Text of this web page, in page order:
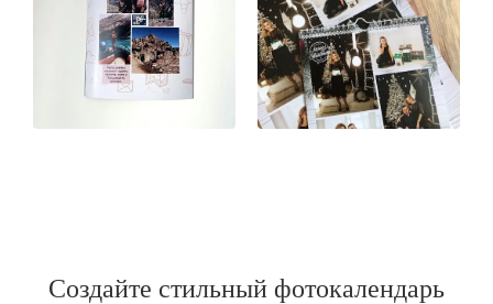
Создайте стильный фотокалендарь